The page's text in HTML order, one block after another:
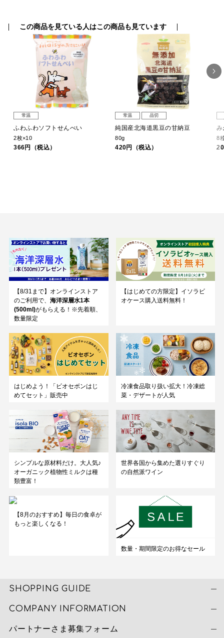
この商品を見ている人はこの商品も見ています
常温
ふわふわソフトせんべい
2枚×10
366円（税込）
常温 品切
純国産北海道黒豆の甘納豆
80g
420円（税込）
8
【8/31まで】オンラインストア
のご利用で、 海洋深層水1本
(500ml)がもらえる！※先着順、
数量限定
【はじめての方限定】イソラビ
オケース購入送料無料！
はじめよう！「ビオセボンはじ
めてセット」販売中
冷凍食品取り扱い拡大！冷凍総
菜・デザートが人気
シンプルな原材料だけ。大人気♪
オーガニック植物性ミルクは種
類豊富！
世界各国から集めた選りすぐり
の自然派ワイン
【8月のおすすめ】毎日の食卓が
もっと楽しくなる！
数量・期間限定のお得なセール
SHOPPING GUIDE
COMPANY INFORMATION
パートナーさま募集フォーム